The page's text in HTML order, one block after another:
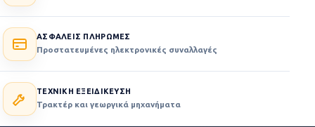
ΑΣΦΑΛΕΙΣ ΠΛΗΡΩΜΕΣ
Προστατευμένες ηλεκτρονικές συναλλαγές
ΤΕΧΝΙΚΗ ΕΞΕΙΔΙΚΕΥΣΗ
Τρακτέρ και γεωργικά μηχανήματα